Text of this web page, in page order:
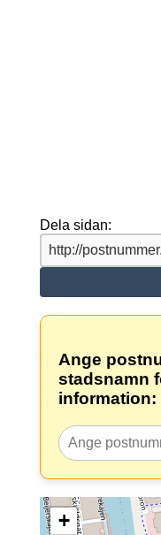
Dela sidan:
Ange
stadsnamn
information:
+